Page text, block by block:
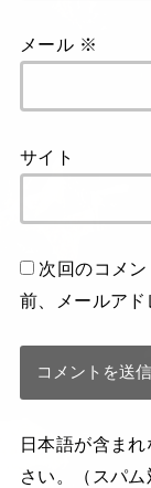
メール ※
サイト
次回のコメ
前、メールアド
日本語が含ま
さい。（スパム